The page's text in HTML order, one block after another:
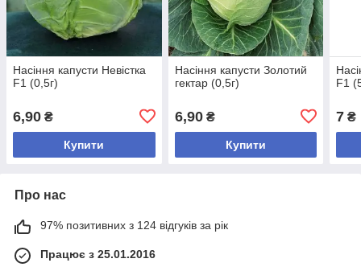
Насіння капусти Невістка
F1 (0,5г)
6,90 ₴
Купити
Насіння капусти Золотий
гектар (0,5г)
6,90₴
Купити
F1
7 ₴
Про нас
97% позитивних з 124 відгуків за рік
Працює з 25.01.2016